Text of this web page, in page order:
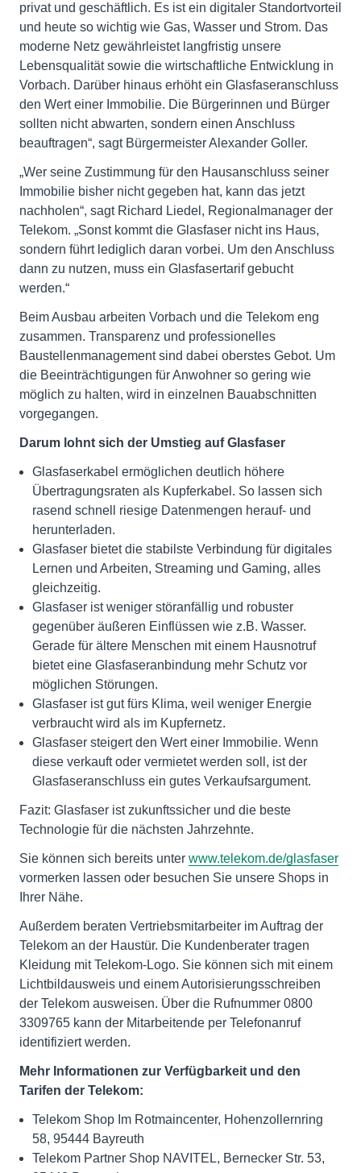
privat und geschäftlich. Es ist ein digitaler Standortvorteil
und heute so wichtig wie Gas, Wasser und Strom. Das
moderne Netz gewährleistet langfristig unsere
Lebensqualität sowie die wirtschaftliche Entwicklung in
Vorbach. Darüber hinaus erhöht ein Glasfaseranschluss
den Wert einer Immobilie. Die Bürgerinnen und Bürger
sollten nicht abwarten, sondern einen Anschluss
beauftragen“, sagt Bürgermeister Alexander Goller.
„Wer seine Zustimmung für den Hausanschluss seiner
Immobilie bisher nicht gegeben hat, kann das jetzt
nachholen“, sagt Richard Liedel, Regionalmanager der
Telekom. „Sonst kommt die Glasfaser nicht ins Haus,
sondern führt lediglich daran vorbei. Um den Anschluss
dann zu nutzen, muss ein Glasfasertarif gebucht
werden.“
Beim Ausbau arbeiten Vorbach und die Telekom eng
zusammen. Transparenz und professionelles
Baustellenmanagement sind dabei oberstes Gebot. Um
die Beeinträchtigungen für Anwohner so gering wie
möglich zu halten, wird in einzelnen Bauabschnitten
vorgegangen.
Darum lohnt sich der Umstieg auf Glasfaser
Glasfaserkabel ermöglichen deutlich höhere
Übertragungsraten als Kupferkabel. So lassen sich
rasend schnell riesige Datenmengen herauf- und
herunterladen.
Glasfaser bietet die stabilste Verbindung für digitales
Lernen und Arbeiten, Streaming und Gaming, alles
gleichzeitig.
Glasfaser ist weniger störanfällig und robuster
gegenüber äußeren Einflüssen wie z.B. Wasser.
Gerade für ältere Menschen mit einem Hausnotruf
bietet eine Glasfaseranbindung mehr Schutz vor
möglichen Störungen.
Glasfaser ist gut fürs Klima, weil weniger Energie
verbraucht wird als im Kupfernetz.
Glasfaser steigert den Wert einer Immobilie. Wenn
diese verkauft oder vermietet werden soll, ist der
Glasfaseranschluss ein gutes Verkaufsargument.
Fazit: Glasfaser ist zukunftssicher und die beste
Technologie für die nächsten Jahrzehnte.
Sie können sich bereits unter www.telekom.de/glasfaser
vormerken lassen oder besuchen Sie unsere Shops in
Ihrer Nähe.
Außerdem beraten Vertriebsmitarbeiter im Auftrag der
Telekom an der Haustür. Die Kundenberater tragen
Kleidung mit Telekom-Logo. Sie können sich mit einem
Lichtbildausweis und einem Autorisierungsschreiben
der Telekom ausweisen. Über die Rufnummer 0800
3309765 kann der Mitarbeitende per Telefonanruf
identifiziert werden.
Mehr Informationen zur Verfügbarkeit und den
Tarifen der Telekom:
Telekom Shop Im Rotmaincenter, Hohenzollernring
58, 95444 Bayreuth
Telekom Partner Shop NAVITEL, Bernecker Str. 53,